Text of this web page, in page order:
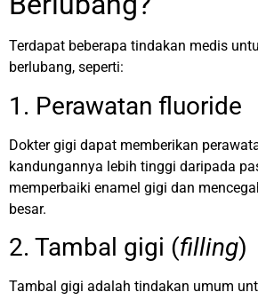
Terdapat beberapa tindakan medis
berlubang, seperti:
1. Perawatan fluoride
Dokter gigi dapat memberikan
kandungannya lebih tinggi daripada
memperbaiki enamel gigi dan
besar.
2. Tambal gigi (filling)
Tambal gigi adalah tindakan umum